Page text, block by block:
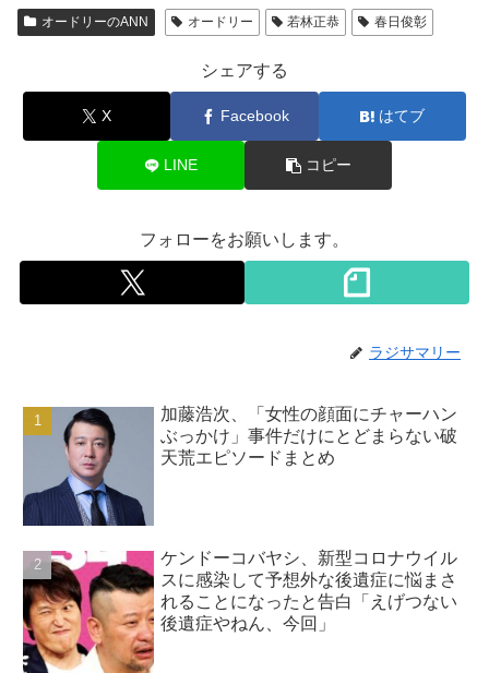
オードリーのANN オードリー 若林正恭 春日俊彰
シェアする
X Facebook はてブ
LINE コピー
フォローをお願いします。
ラジサマリー
加藤浩次、「女性の顔面にチャーハン
ぶっかけ」事件だけにとどまらない破
天荒エピソードまとめ
ケンドーコバヤシ、新型コロナウイル
スに感染して予想外な後遺症に悩まさ
れることになったと告白「えげつない
後遺症やねん、今回」